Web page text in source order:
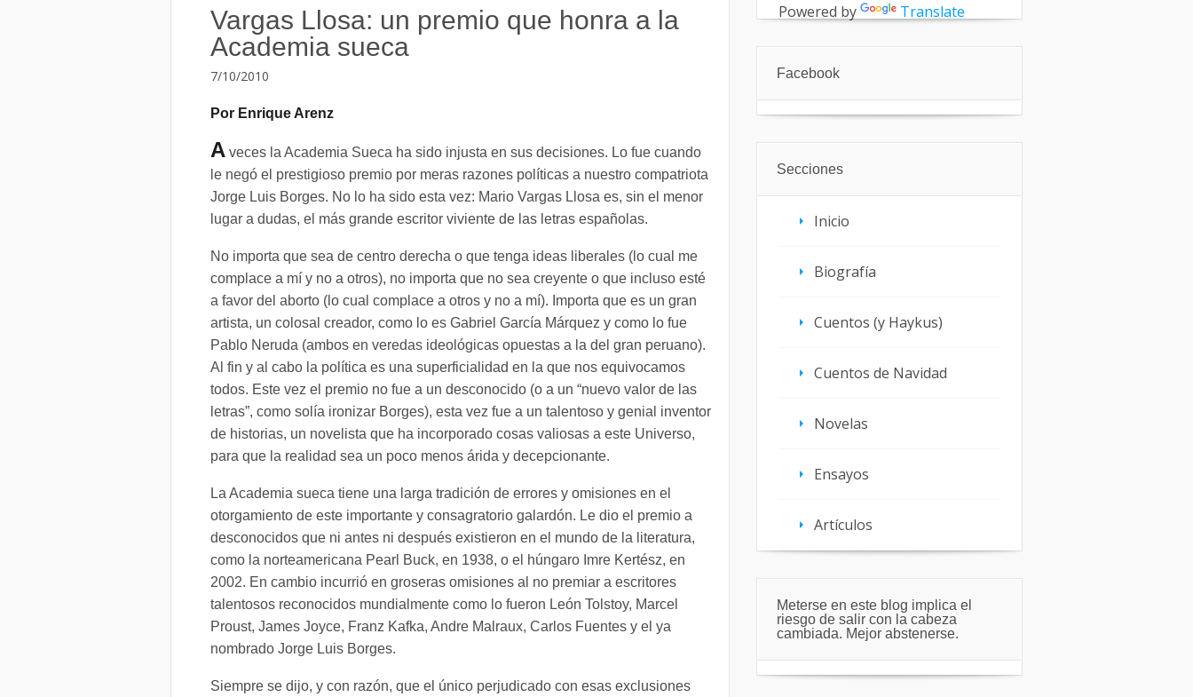
Vargas Llosa: un premio que honra a la
Academia sueca
7/10/2010
Por Enrique Arenz
A veces la Academia Sueca ha sido injusta en sus decisiones. Lo fue cuando
le negó el prestigioso premio por meras razones políticas a nuestro compatriota
Jorge Luis Borges. No lo ha sido esta vez: Mario Vargas Llosa es, sin el menor
lugar a dudas, el más grande escritor viviente de las letras españolas.
No importa que sea de centro derecha o que tenga ideas liberales (lo cual me
complace a mí y no a otros), no importa que no sea creyente o que incluso esté
a favor del aborto (lo cual complace a otros y no a mí). Importa que es un gran
artista, un colosal creador, como lo es Gabriel García Márquez y como lo fue
Pablo Neruda (ambos en veredas ideológicas opuestas a la del gran peruano).
Al fin y al cabo la política es una superficialidad en la que nos equivocamos
todos. Este vez el premio no fue a un desconocido (o a un “nuevo valor de las
letras”, como solía ironizar Borges), esta vez fue a un talentoso y genial inventor
de historias, un novelista que ha incorporado cosas valiosas a este Universo,
para que la realidad sea un poco menos árida y decepcionante.
La Academia sueca tiene una larga tradición de errores y omisiones en el
otorgamiento de este importante y consagratorio galardón. Le dio el premio a
desconocidos que ni antes ni después existieron en el mundo de la literatura,
como la norteamericana Pearl Buck, en 1938, o el húngaro Imre Kertész, en
2002. En cambio incurrió en groseras omisiones al no premiar a escritores
talentosos reconocidos mundialmente como lo fueron León Tolstoy, Marcel
Proust, James Joyce, Franz Kafka, Andre Malraux, Carlos Fuentes y el ya
nombrado Jorge Luis Borges.
Siempre se dijo, y con razón, que el único perjudicado con esas exclusiones
Powered by Translate
Facebook
Secciones
Inicio
Biografía
Cuentos (y Haykus)
Cuentos de Navidad
Novelas
Ensayos
Artículos
Meterse en este blog implica el
riesgo de salir con la cabeza
cambiada. Mejor abstenerse.